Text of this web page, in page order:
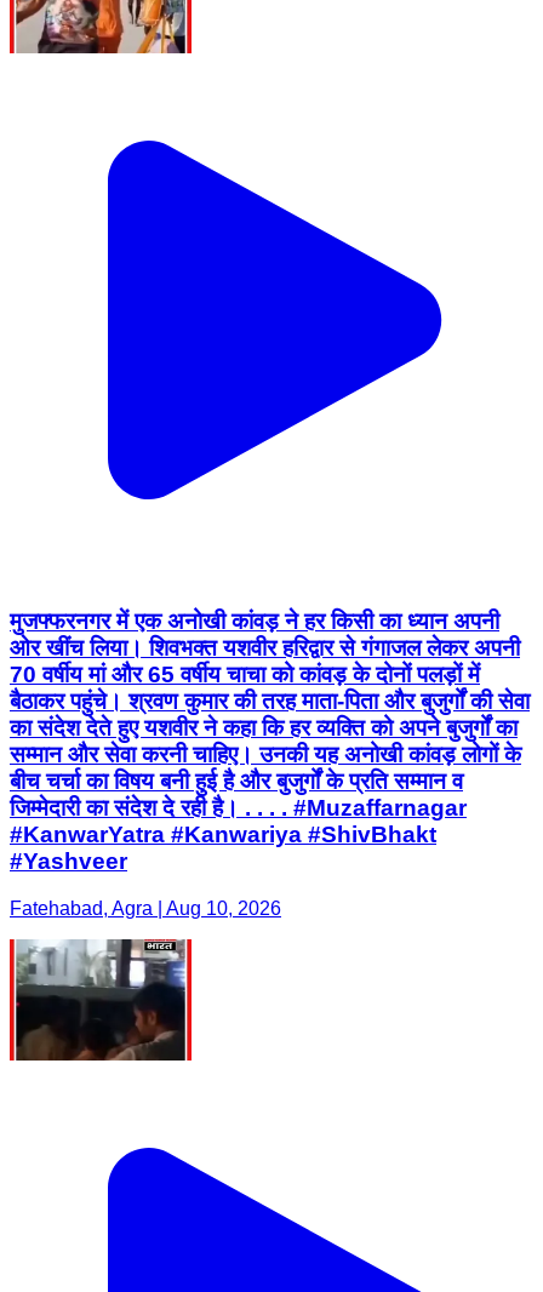
मुजफ्फरनगर में एक अनोखी कांवड़ ने हर किसी का ध्यान अपनी
ओर खींच लिया। शिवभक्त यशवीर हरिद्वार से गंगाजल लेकर अपनी
70 वर्षीय मां और 65 वर्षीय चाचा को कांवड़ के दोनों पलड़ों में
बैठाकर पहुंचे। श्रवण कुमार की तरह माता-पिता और बुजुर्गों की सेवा
का संदेश देते हुए यशवीर ने कहा कि हर व्यक्ति को अपने बुजुर्गों का
सम्मान और सेवा करनी चाहिए। उनकी यह अनोखी कांवड़ लोगों के
बीच चर्चा का विषय बनी हुई है और बुजुर्गों के प्रति सम्मान व
जिम्मेदारी का संदेश दे रही है। . . . . #Muzaffarnagar
#KanwarYatra #Kanwariya #ShivBhakt
#Yashveer
Fatehabad, Agra | Aug 10, 2026